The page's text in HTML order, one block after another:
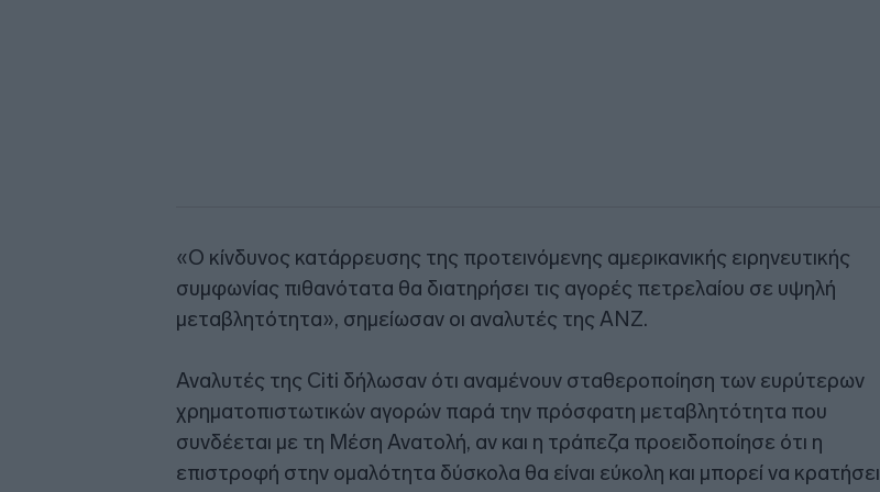
«Ο κίνδυνος κατάρρευσης της προτεινόμενης αμερικανικής ειρηνευτικής
συμφωνίας πιθανότατα θα διατηρήσει τις αγορές πετρελαίου σε υψηλή
μεταβλητότητα», σημείωσαν οι αναλυτές της ANZ.
Αναλυτές της Citi δήλωσαν ότι αναμένουν σταθεροποίηση των ευρύτερων
χρηματοπιστωτικών αγορών παρά την πρόσφατη μεταβλητότητα που
συνδέεται με τη Μέση Ανατολή, αν και η τράπεζα προειδοποίησε ότι η
επιστροφή στην ομαλότητα δύσκολα θα είναι εύκολη και μπορεί να κρατήσει